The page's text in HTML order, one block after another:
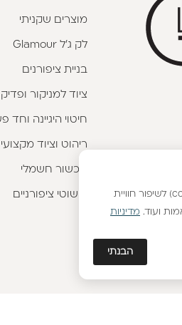
053-
| וואטסאפ
054-8899376
|וואטסאפ
מוצרים שקניתי
לק ג'ל Glamour
בניית ציפורנים
ציוד למניקור
חיטוי היגיינה וחד
ריהוט וציוד מקצועי
מכשור חשמלי
קישוטי ציפורניים
אנחנו משתמשים בעוגיות (cookies) לשיפור חוויית
ועוד. מדיניות
הבנתי